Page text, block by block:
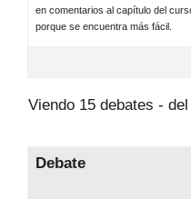
en comentarios al capítulo del
porque se encuentra más fácil.
Viendo 15 debates -
Debate